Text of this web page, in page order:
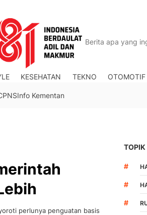
KESEHATAN TEKNO OTOMOTIF
Info Kementan
perlunya penguatan basis
TOPIK
#
#
#